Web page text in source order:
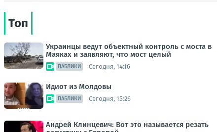
Топ
Украинцы ведут объектный контроль с моста в
Маяках и заявляют, что мост целый
ПАБЛИКИ Сегодня, 14:16
Идиот из Молдовы
ПАБЛИКИ Сегодня, 15:26
Андрей Клинцевич: Вот это называется резать